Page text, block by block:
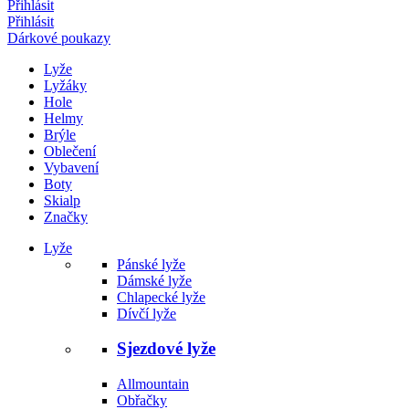
Přihlásit
Přihlásit
Dárkové poukazy
Lyže
Lyžáky
Hole
Helmy
Brýle
Oblečení
Vybavení
Boty
Skialp
Značky
Lyže
Pánské lyže
Dámské lyže
Chlapecké lyže
Dívčí lyže
Sjezdové lyže
Allmountain
Obřačky